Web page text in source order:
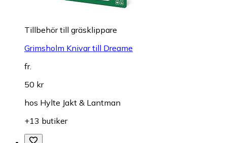
Tillbehör till gräsklippare
Grimsholm Knivar till Dreame
fr.
50 kr
hos Hylte Jakt & Lantman
+13 butiker